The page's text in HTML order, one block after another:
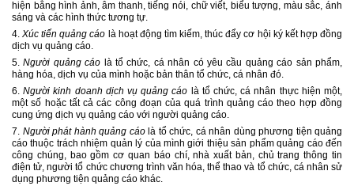
hiện bằng hình ảnh, âm thanh, tiếng nói, chữ viết, biểu tượng, màu sắc, ánh
sáng và các hình thức tương tự.
4. Xúc tiến quảng cáo là hoạt động tìm kiếm, thúc đẩy cơ hội ký kết hợp đồng
dịch vụ quảng cáo.
5. Người quảng cáo là tổ chức, cá nhân có yêu cầu quảng cáo sản phẩm,
hàng hóa, dịch vụ của mình hoặc bản thân tổ chức, cá nhân đó.
6. Người kinh doanh dịch vụ quảng cáo là tổ chức, cá nhân thực hiện một,
một số hoặc tất cả các công đoạn của quá trình quảng cáo theo hợp đồng
cung ứng dịch vụ quảng cáo với người quảng cáo.
7. Người phát hành quảng cáolà tổ chức, cá nhân dùng phương tiện quảng
cáo thuộc trách nhiệm quản lý của mình giới thiệu sản phẩm quảng cáo đến
công chúng, bao gồm cơ quan báo chí, nhà xuất bản, chủ trang thông tin
điện tử, người tổ chức chương trình văn hóa, thể thao và tổ chức, cá nhân sử
dụng phương tiện quảng cáo khác.